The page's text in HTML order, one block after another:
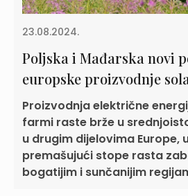
23.08.2024.
Poljska i Mađarska novi
europske proizvodnje
Proizvodnja električne
farmi raste brže u
u drugim dijelovima Europe,
premašujući stope rasta
bogatijim i sunčanijim